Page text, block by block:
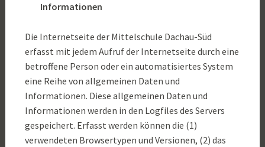
Informationen
Die Internetseite der Mittelschule Dachau-Süd
erfasst mit jedem Aufruf der Internetseite durch eine
betroffene Person oder ein automatisiertes System
eine Reihe von allgemeinen Daten und
Informationen. Diese allgemeinen Daten und
Informationen werden in den Logfiles des Servers
gespeichert. Erfasst werden können die (1)
verwendeten Browsertypen und Versionen, (2) das